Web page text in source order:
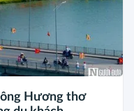
Hương thơ